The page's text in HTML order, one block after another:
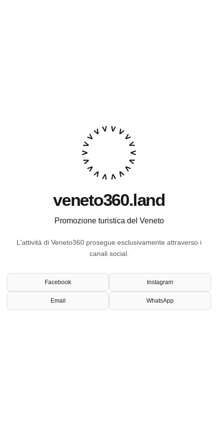
veneto360.land
Promozione turistica del Veneto
L'attività di Veneto360 prosegue esclusivamente attraverso i
canali social.
Facebook Instagram
Email WhatsApp